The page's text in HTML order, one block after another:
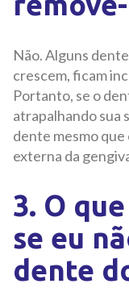
Não. Alguns
crescem, ficam
Portanto, se o
atrapalhando sua
dente mesmo que
externa da
3. O
se eu
dente